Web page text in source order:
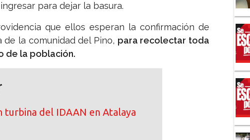
para dejar la basura.
que ellos esperan la confirmación de
la comunidad del Pino, para recolectar toda
de la población.
turbina del IDAAN en Atalaya